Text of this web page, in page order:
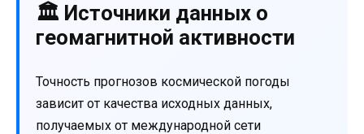
🏛️ Источники данных о
геомагнитной активности
Точность прогнозов космической погоды
зависит от качества исходных данных,
получаемых от международной сети